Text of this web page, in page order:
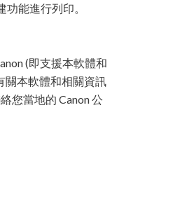
能進行列印。
(即支援本軟體和
關本軟體和相關資訊
您當地的 Canon 公